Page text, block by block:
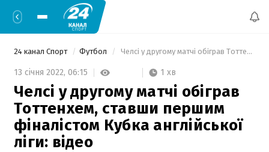
24 канал Спорт Футбол Челсі у другому матчі обіграв Тоттенхем, ставши першим фіналістом Кубка англійської ліги: відео
13 січня 2022, 06:15 1 хв
Челсі у другому матчі обіграв
Тоттенхем, ставши першим
фіналістом Кубка англійської
ліги: відео